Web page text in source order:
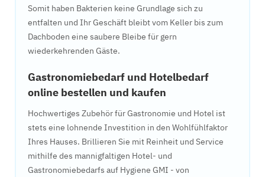
Somit haben Bakterien keine Grundlage sich zu
entfalten und Ihr Geschäft bleibt vom Keller bis zum
Dachboden eine saubere Bleibe für gern
wiederkehrenden Gäste.
Gastronomiebedarf und Hotelbedarf
online bestellen und kaufen
Hochwertiges Zubehör für Gastronomie und Hotel ist
stets eine lohnende Investition in den Wohlfühlfaktor
Ihres Hauses. Brillieren Sie mit Reinheit und Service
mithilfe des mannigfaltigen Hotel- und
Gastronomiebedarfs auf Hygiene GMI - von